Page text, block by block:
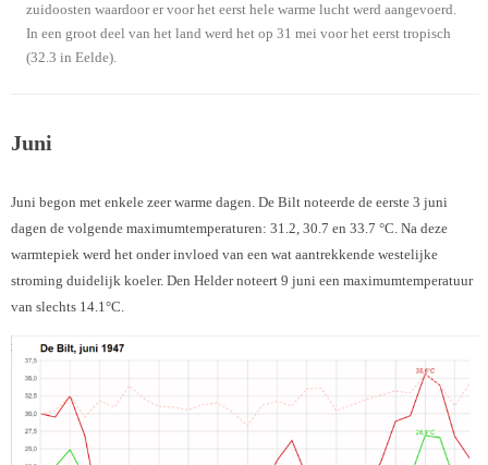
zuidoosten waardoor er voor het eerst hele warme lucht werd aangevoerd.
In een groot deel van het land werd het op 31 mei voor het eerst tropisch
(32.3 in Eelde).
Juni
Juni begon met enkele zeer warme dagen. De Bilt noteerde de eerste 3 juni
dagen de volgende maximumtemperaturen: 31.2, 30.7 en 33.7 °C. Na deze
warmtepiek werd het onder invloed van een wat aantrekkende westelijke
stroming duidelijk koeler. Den Helder noteert 9 juni een maximumtemperatuur
van slechts 14.1°C.